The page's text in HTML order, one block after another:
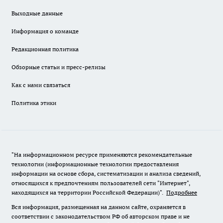
Выходные данные
Информация о команде
Редакционная политика
Обзорные статьи и пресс-релизы
Как с нами связаться
Политика этики
"На информационном ресурсе применяются рекомендательные
технологии (информационные технологии предоставления
информации на основе сбора, систематизации и анализа сведений,
относящихся к предпочтениям пользователей сети "Интернет",
находящихся на территории Российской Федерации)". Подробнее
Вся информация, размещенная на данном сайте, охраняется в
соответствии с законодательством РФ об авторском праве и не